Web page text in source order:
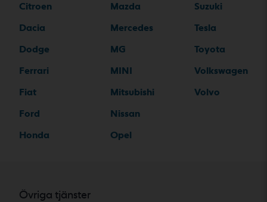
Citroen
Dacia
Dodge
Ferrari
Fiat
Ford
Honda
Mazda
Mercedes
MG
MINI
Mitsubishi
Nissan
Opel
Suzuki
Tesla
Toyota
Volkswagen
Volvo
Övriga tjänster